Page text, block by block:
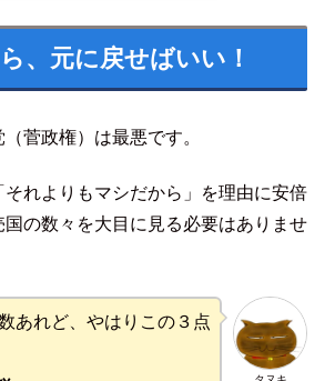
、元に戻せばいい！
菅政権）は最悪です。
れよりもマシだから」を理由に安倍
の数々を大目に見る必要はありませ
あれど、やはりこの３点